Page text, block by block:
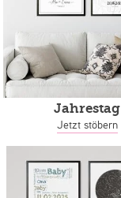
Jahrestag
Jetzt stöbern